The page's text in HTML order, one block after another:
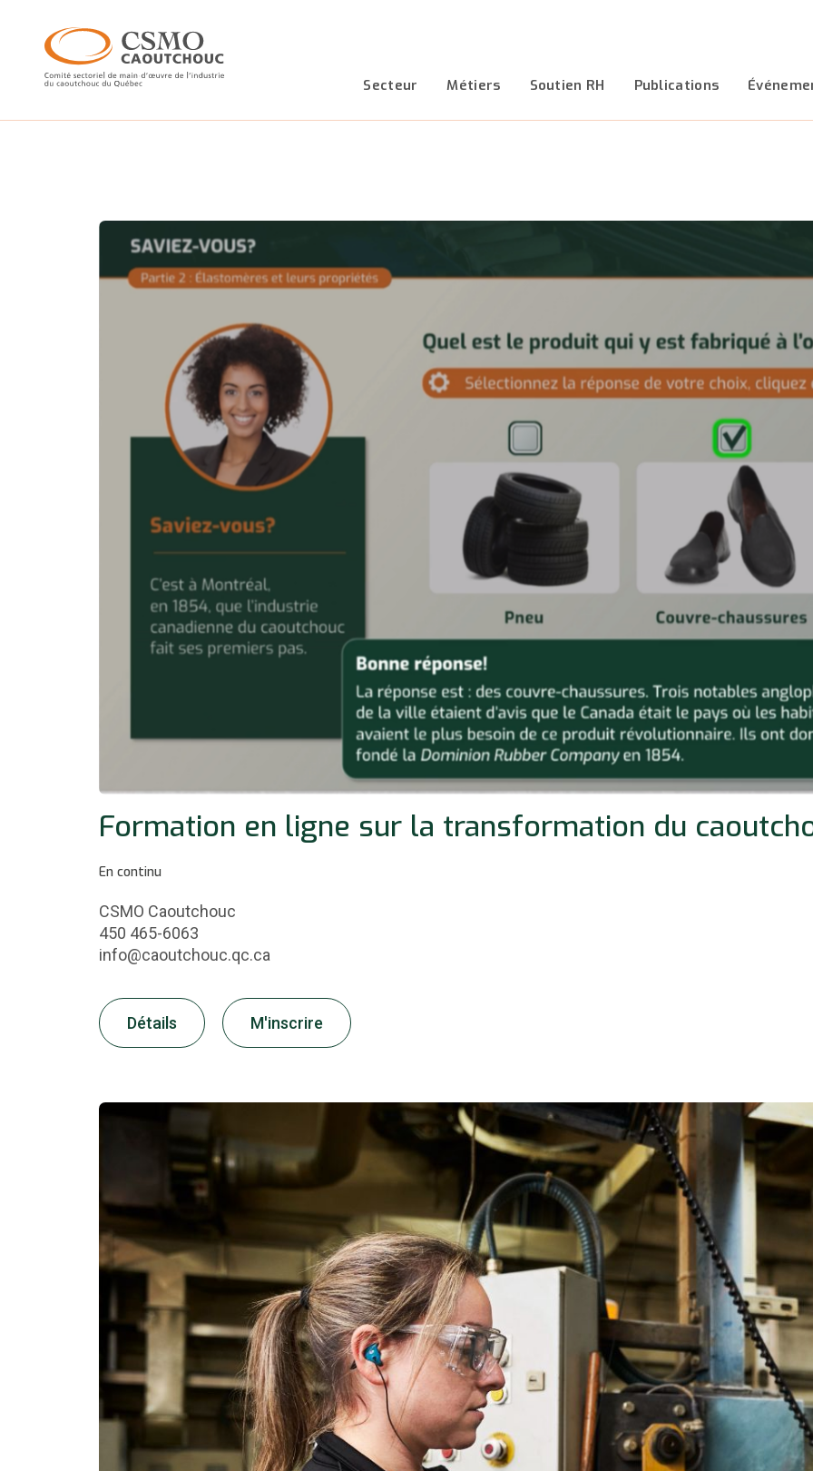
Secteur Métiers Soutien RH Publications
Formation en ligne sur la transformation du
En continu
CSMO Caoutchouc
450 465-6063
info@caoutchouc.qc.ca
Détails M'inscrire